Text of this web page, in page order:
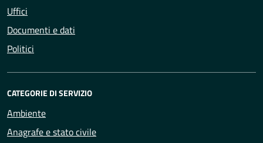
Uffici
Documenti e dati
Politici
CATEGORIE DI SERVIZIO
Ambiente
Anagrafe e stato civile